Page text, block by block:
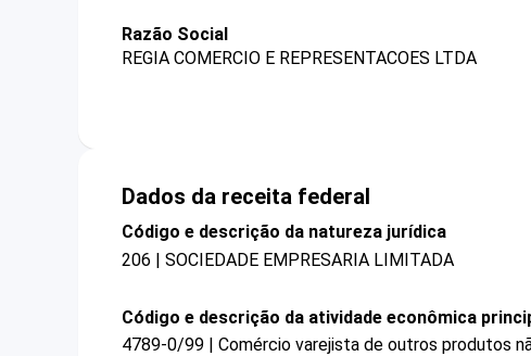
Razão Social
REGIA COMERCIO E REPRESENTACOES LTDA
Dados da receita federal
Código e descrição da natureza jurídica
206 | SOCIEDADE EMPRESARIA LIMITADA
Código e descrição da atividade econômica
4789-0/99 | Comércio varejista de outros produtos